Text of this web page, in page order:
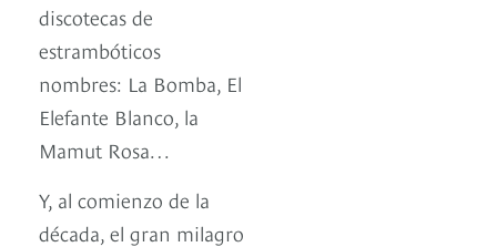
discotecas de
estrambóticos
nombres: La Bomba, El
Elefante Blanco, la
Mamut Rosa…
Y, al comienzo de la
década, el gran milagro